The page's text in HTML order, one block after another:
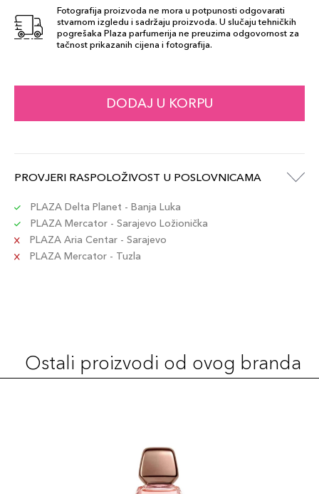
Fotografija proizvoda ne mora u potpunosti odgovarati
stvarnom izgledu i sadržaju proizvoda. U slučaju tehničkih
pogrešaka Plaza parfumerija ne preuzima odgovornost za
tačnost prikazanih cijena i fotografija.
DODAJ U KORPU
PROVJERI RASPOLOŽIVOST U POSLOVNICAMA
PLAZA Delta Planet - Banja Luka
PLAZA Mercator - Sarajevo Ložionička
PLAZA Aria Centar - Sarajevo
PLAZA Mercator - Tuzla
Ostali proizvodi od ovog branda